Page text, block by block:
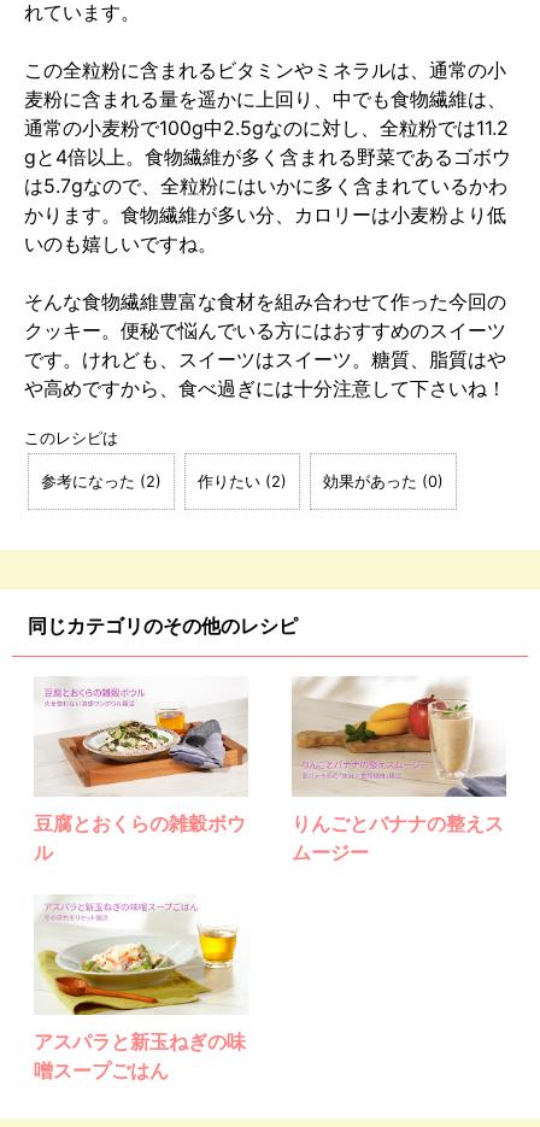
れています。
この全粒粉に含まれるビタミンやミネラルは、通常の小
麦粉に含まれる量を遥かに上回り、中でも食物繊維は、
通常の小麦粉で100g中2.5gなのに対し、全粒粉では11.2
gと4倍以上。食物繊維が多く含まれる野菜であるゴボウ
は5.7gなので、全粒粉にはいかに多く含まれているかわ
かります。食物繊維が多い分、カロリーは小麦粉より低
いのも嬉しいですね。
そんな食物繊維豊富な食材を組み合わせて作った今回の
クッキー。便秘で悩んでいる方にはおすすめのスイーツ
です。けれども、スイーツはスイーツ。糖質、脂質はや
や高めですから、食べ過ぎには十分注意して下さいね！
このレシピは
参考になった (2) 作りたい (2) 効果があった (0)
同じカテゴリのその他のレシピ
豆腐とおくらの雑穀ボウ
ル
りんごとバナナの整えス
ムージー
アスパラと新玉ねぎの味
噌スープごはん